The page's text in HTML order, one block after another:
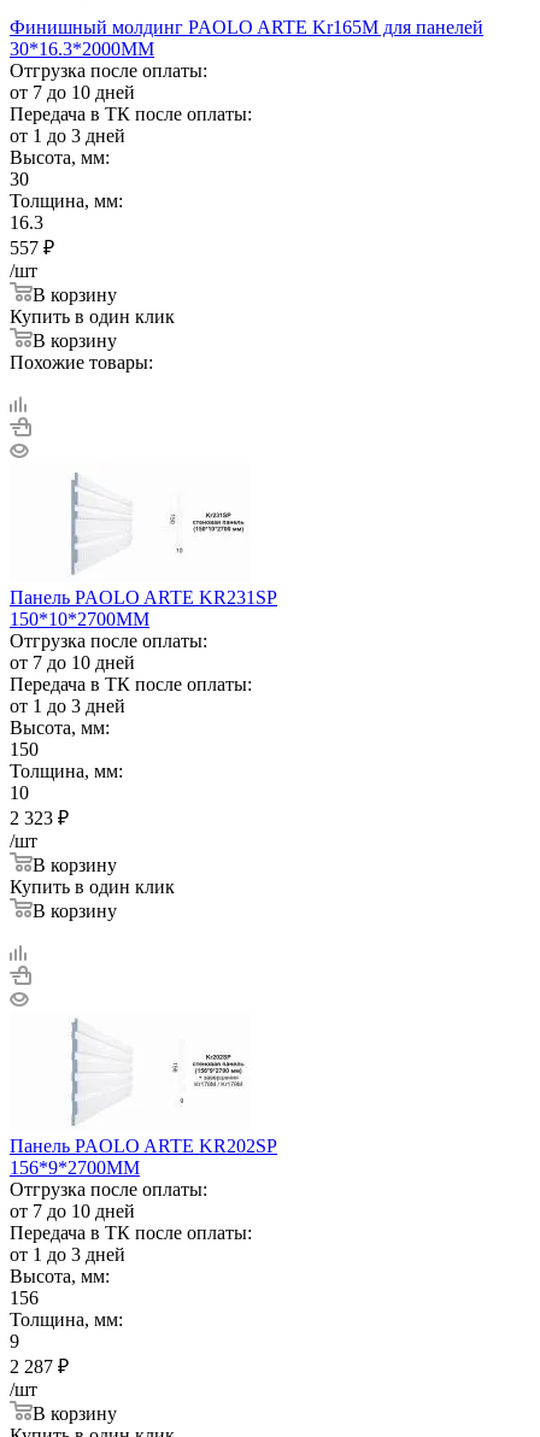
Финишный молдинг PAOLO ARTE Kr165M для панелей
30*16.3*2000ММ
Отгрузка после оплаты:
от 7 до 10 дней
Передача в ТК после оплаты:
от 1 до 3 дней
Высота, мм:
30
Толщина, мм:
16.3
557 ₽
/шт
В корзину
Купить в один клик
В корзину
Похожие товары:
Панель PAOLO ARTE KR231SP
150*10*2700ММ
Отгрузка после оплаты:
от 7 до 10 дней
Передача в ТК после оплаты:
от 1 до 3 дней
Высота, мм:
150
Толщина, мм:
10
2 323 ₽
/шт
В корзину
Купить в один клик
В корзину
Панель PAOLO ARTE KR202SP
156*9*2700ММ
Отгрузка после оплаты:
от 7 до 10 дней
Передача в ТК после оплаты:
от 1 до 3 дней
Высота, мм:
156
Толщина, мм:
9
2 287 ₽
/шт
В корзину